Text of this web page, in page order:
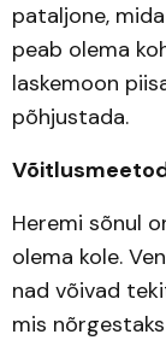
pataljone,
peab olema
laskemoon
põhjustada.
Heremi sõnul
olema kole.
nad võivad
mis